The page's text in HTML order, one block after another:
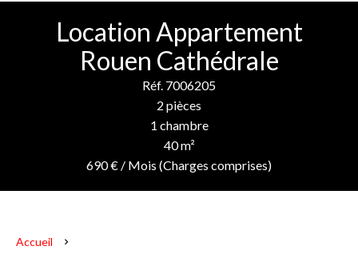
Location Appartement
Rouen Cathédrale
Réf. 7006205
2 pièces
1 chambre
40 m²
690 € / Mois (Charges comprises)
Accueil